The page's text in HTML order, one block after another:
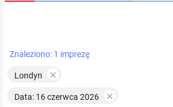
Znaleziono: 1 imprezę
Londyn 
Data: 16 czerwca 2026 